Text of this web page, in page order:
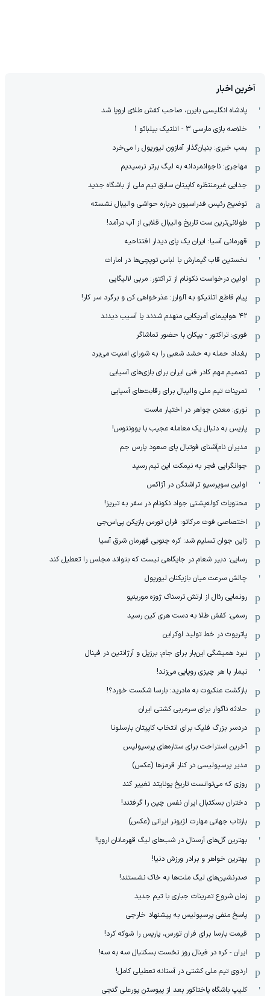
آخرین اخبار
پادشاه انگلیسی بایرن، صاحب کفش طلای اروپا شد
خلاصه بازی مارسی 3 - اتلتیک بیلبائو 1
بمب خبری: بنیان‌گذار آمازون لیورپول را می‌خرد
مهاجری: ناجوانمردانه به لیگ برتر نرسیدیم
جدایی غیرمنتظره کاپیتان سابق تیم ملی از باشگاه جدید
توضیح رئیس فدراسیون درباره حواشی والیبال نشسته
طولانی‌ترین ست تاریخ والیبال قلابی از آب درآمد!
قهرمانی آسیا: ایران یک پای دیدار افتتاحیه
نخستین قاب گیمارش با لباس توپچی‌ها در امارات
اولین درخواست نکونام از تراکتور: مربی لالیگایی
پیام قاطع اتلتیکو به آلوارز: عذرخواهی کن و برگرد سر کار!
۴۲ هواپیمای آمریکایی منهدم شدند یا آسیب دیدند
فوری: تراکتور - پیکان با حضور تماشاگر
بغداد حمله به حشد شعبی را به شورای امنیت می‌برد
تصمیم مهم کادر فنی ایران برای بازی‌های آسیایی
تمرینات تیم ملی والیبال برای رقابت‌های آسیایی
نوری: معدن جواهر در اختیار ماست
پاریس به دنبال یک معامله عجیب با یوونتوس!
مدیران نام‌آشنای فوتبال پای صعود پارس جم
جوانگرایی فجر به نیمکت این تیم رسید
اولین سوپرسیو تراشتگن در آژاکس
محتویات کوله‌پشتی جواد نکونام در سفر به تبریز!
اختصاصی فوت مرکاتو: فران تورس بازیکن پی‌اس‌جی
ژاپن جوان تسلیم شد: کره جنوبی قهرمان شرق آسیا
رسایی: دبیر شعام در جایگاهی نیست که بتواند مجلس را تعطیل کند
چالش سرعت میان بازیکنان لیورپول
رونمایی رئال از ارتش ترسناک ژوزه مورینیو
رسمی: کفش طلا به دست هری کین رسید
پاتریوت در خط تولید اوکراین
نبرد همیشگی این‌بار برای جام: برزیل و آرژانتین در فینال
نیمار با هر چیزی روپایی می‌زند!
بازگشت عنکبوت به مادرید: بارسا شکست خورد؟!
حادثه ناگوار برای سرمربی کشتی ایران
دردسر بزرگ فلیک برای انتخاب کاپیتان بارسلونا
آخرین استراحت برای ستاره‌های پرسپولیس
مدیر پرسپولیسی در کنار قرمزها (عکس)
روزی که می‌توانست تاریخ یونایتد تغییر کند
دختران بسکتبال ایران نفس چین را گرفتند!
بازتاب جهانی مهارت لژیونر ایرانی (عکس)
بهترین گل‌های آرسنال در شب‌های لیگ قهرمانان اروپا!
بهترین خواهر و برادر ورزش دنیا!
صدرنشین‌های لیگ ملت‌ها به خاک نشستند!
زمان شروع تمرینات جباری با تیم جدید
پاسخ منفی پرسپولیس به پیشنهاد خارجی
قیمت بارسا برای فران تورس، پاریس را شوکه کرد!
ایران - کره در فینال روز نخست بسکتبال سه به سه!
اردوی تیم ملی کشتی در آستانه تعطیلی کامل!
کلیپ باشگاه پاختاکور بعد از پیوستن پورعلی گنجی